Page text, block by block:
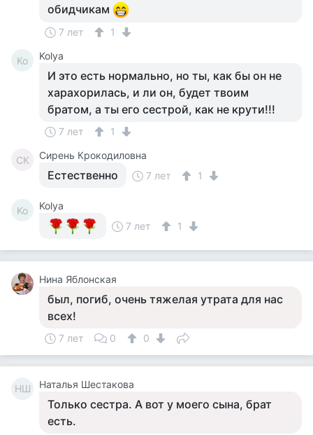
обидчикам
7 лет 1
Ko Kolya
И это есть нормально, но ты, как бы он не
харахорилась, и ли он, будет твоим
братом, а ты его сестрой, как не крути!!!
7 лет 1
СК Сирень Крокодиловна
Естественно 7 лет 1
Ko
Kolya
7 лет
1
Нина Яблонская
был, погиб, очень тяжелая утрата для нас
всех!
7 лет 0 0
НШ Наталья Шестакова
Только сестра. А вот у моего сына, брат
есть.